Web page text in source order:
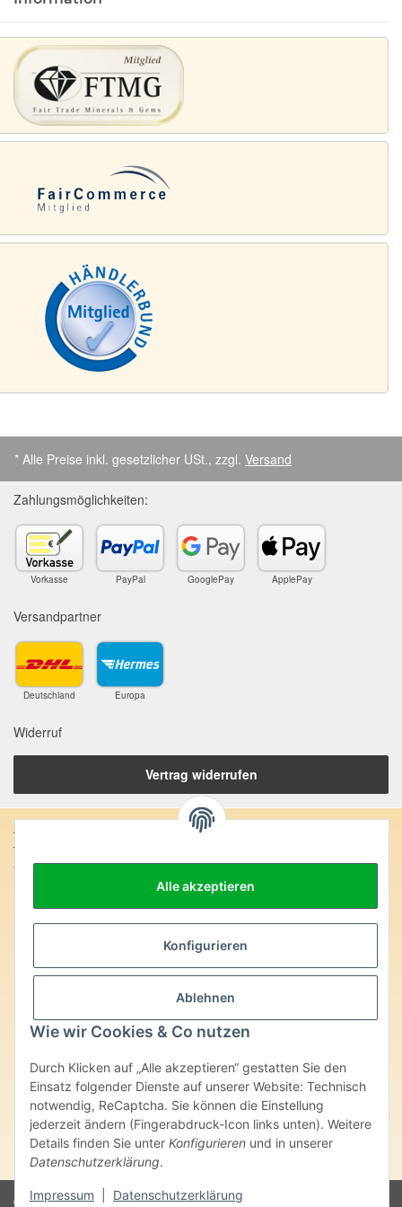
Alle akzeptieren
Konfigurieren
Ablehnen
Wie wir Cookies & Co nutzen
Durch Klicken auf „Alle akzeptieren“ gestatten Sie den
Einsatz folgender Dienste auf unserer Website: Technisch
notwendig, ReCaptcha. Sie können die Einstellung
jederzeit ändern (Fingerabdruck-Icon links unten). Weitere
Details finden Sie unter Konfigurieren und in unserer
Datenschutzerklärung.
Impressum Datenschutzerklärung
* Alle Preise inkl. gesetzlicher USt., zzgl. Versand
Zahlungsmöglichkeiten:
Vorkasse PayPal GooglePay ApplePay
Versandpartner
Deutschland Europa
Widerruf
Vertrag widerrufen
Anschrift:
SteinZeitOase
D-75391 Gechingen
Edelsteine und Mineralien werden im esoterischen Bereich
besondere Kräfte und Eigenschaften zugeordnet. Wir weisen
heilender Wirkungen (körperlich-seelisch-mental-geistig) einzelner
überlassenen Unterlagen bisher weder medizinisch anerkannt oder
wissenschaftlich nachweisbar sind. Die gemachten Angaben
beruhen ausschließlich auf Überlieferungen und langjähriger
Erfahrung. Unsere Produkte ersetzen nie den Besuch beim Arzt
oder Heilpraktiker und sind auch kein Medikamentenersatz. Auch
stellen unsere Angaben im ärztlichen Sinne keine Diagnose- oder
Therapieform dar.
© Karin Philippin - SteinZeitOase